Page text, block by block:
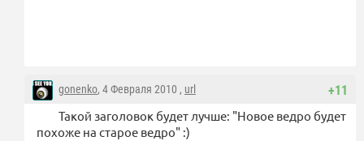
+11
gonenko, 4 Февраля 2010 , url
Такой заголовок будет лучше: "Новое ведро будет
похоже на старое ведро" :)